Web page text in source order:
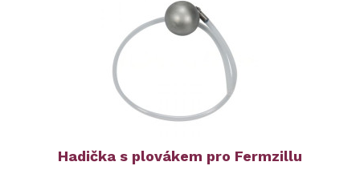
Hadička s plovákem pro Fermzillu